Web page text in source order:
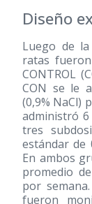
Diseño
Luego de
ratas
CONTROL
CON se le
(0,9% NaCl)
administró 6
tres
estándar de
En ambos
promedio
por
fueron